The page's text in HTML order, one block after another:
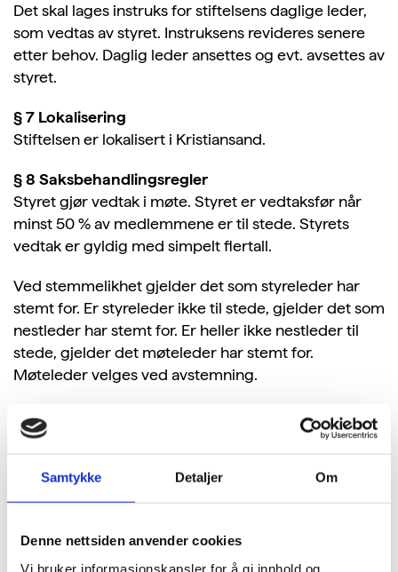
Samtykke Detaljer Om
Denne nettsiden anvender cookies
Vi bruker informasjonskapsler for å gi innhold og
Det skal lages instruks for stiftelsens daglige leder,
som vedtas av styret. Instruksens revideres senere
etter behov. Daglig leder ansettes og evt. avsettes av
styret.
§ 7 Lokalisering
Stiftelsen er lokalisert i Kristiansand.
§ 8 Saksbehandlingsregler
Styret gjør vedtak i møte. Styret er vedtaksfør når
minst 50 % av medlemmene er til stede. Styrets
vedtak er gyldig med simpelt flertall.
Ved stemmelikhet gjelder det som styreleder har
stemt for. Er styreleder ikke til stede, gjelder det som
nestleder har stemt for. Er heller ikke nestleder til
stede, gjelder det møteleder har stemt for.
Møteleder velges ved avstemning.
Dersom det er stemmelikhet ved valg av
styreleder/nestleder, benyttes loddtrekning.
§ 9 Revisjon av stiftelsens regnskaper
Revisjon skjer i overensstemmelse med den til
regnskapslovgivning.